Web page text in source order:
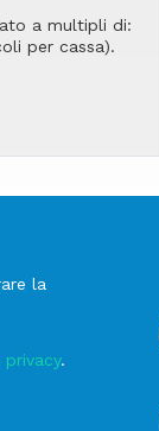
a multipli di:
per cassa).
la
privacy.